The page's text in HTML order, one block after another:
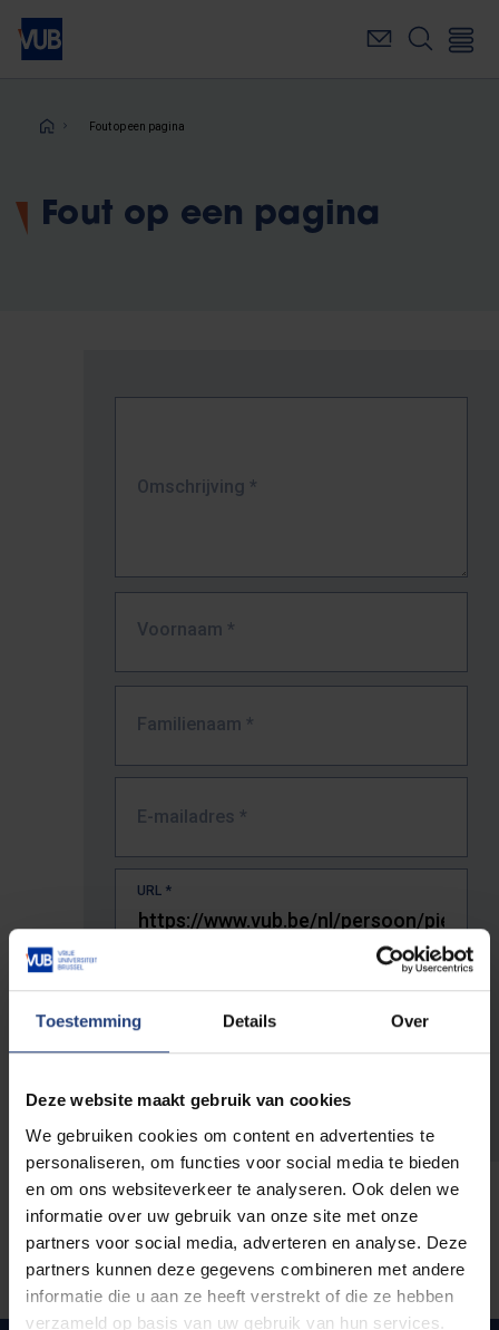
Toestemming Details Over
Deze website maakt gebruik van cookies
We gebruiken cookies om content en advertenties te
personaliseren, om functies voor social media te bieden
en om ons websiteverkeer te analyseren. Ook delen we
informatie over uw gebruik van onze site met onze
partners voor social media, adverteren en analyse. Deze
partners kunnen deze gegevens combineren met andere
informatie die u aan ze heeft verstrekt of die ze hebben
verzameld op basis van uw gebruik van hun services.
Overslaan
naar
inhoudKruimelpad
Fout op een pagina
Fout op een pagina
Omschrijving *
Voornaam *
Familienaam *
E-mailadres *
URL *
De volledige URL van de pagina waar je de fout zag.